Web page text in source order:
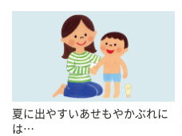
夏に出やすいあせもやかぶれに
は…